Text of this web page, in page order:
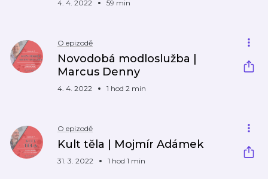
4. 4. 2022 59 min
O epizodě
Novodobá modloslužba |
Marcus Denny
4. 4. 2022 1 hod 2 min
O epizodě
Kult těla | Mojmír Adámek
31. 3. 2022 1 hod 1 min